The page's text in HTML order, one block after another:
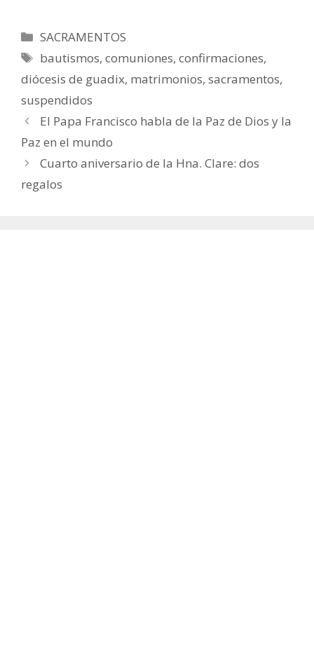
Categorías
SACRAMENTOS
Etiquetas
bautismos,comuniones,confirmaciones,
diócesis de guadix, matrimonios, sacramentos,
suspendidos
El Papa Francisco habla de la Paz de Dios y la
Paz en el mundo
Cuarto aniversario de la Hna. Clare: dos
regalos